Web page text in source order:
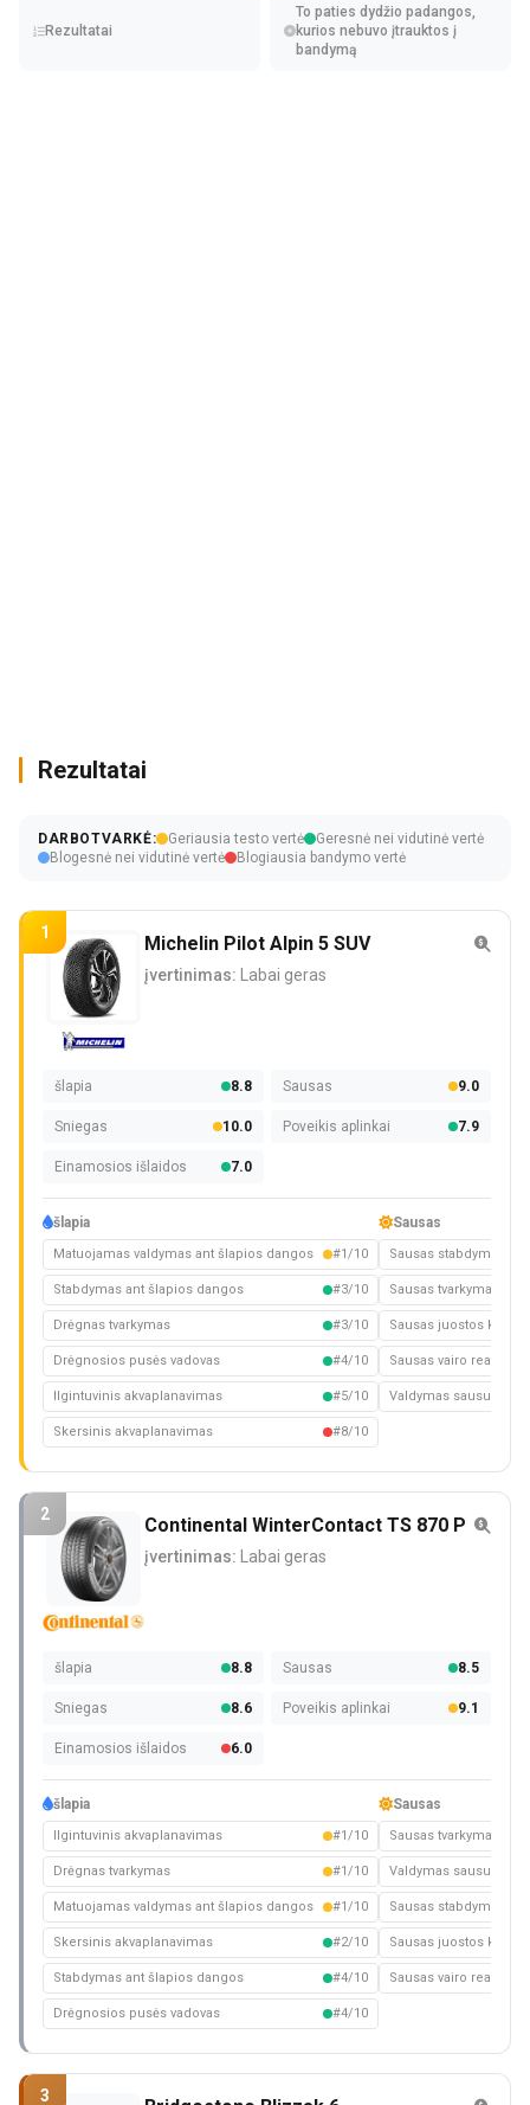
"Bridgestone Blizzak 6" padangos, kurias aptarėme
šios savaitės pradžioje. Teste pateiktos visos
pagrindinės premium klasės visureigių padangos, taip
Rezultatai
To paties dydžio padangos,
kurios nebuvo įtrauktos į
bandymą
Rezultatai
DARBOTVARKĖ: Geriausia testo vertė
Geresnė nei vidutinė vertė
Blogesnė nei vidutinė vertė
Blogiausia bandymo vertė
1 Michelin Pilot Alpin 5 SUV
įvertinimas: Labai geras
šlapia 8.8 Sausas 9.0
Sniegas 10.0 Poveikis aplinkai 7.9
Einamosios išlaidos 7.0
šlapia
Matuojamas valdymas ant šlapios dangos #1/10
Stabdymas ant šlapios dangos #3/10
Drėgnas tvarkymas #3/10
Drėgnosios pusės vadovas #4/10
Ilgintuvinis akvaplanavimas #5/10
Skersinis akvaplanavimas #8/10
Sausas
Sausas stabdymas
Sausas tvarkymas
Sausas juostos
Sausas vairo reakcija
Valdymas sausuoju
2 Continental WinterContact TS 870 P
įvertinimas: Labai geras
šlapia 8.8 Sausas 8.5
Sniegas 8.6 Poveikis aplinkai 9.1
Einamosios išlaidos 6.0
šlapia
Ilgintuvinis akvaplanavimas #1/10
Drėgnas tvarkymas #1/10
Matuojamas valdymas ant šlapios dangos #1/10
Skersinis akvaplanavimas #2/10
Stabdymas ant šlapios dangos #4/10
Drėgnosios pusės vadovas #4/10
Sausas
Sausas tvarkymas
Valdymas sausuoju
Sausas stabdymas
Sausas juostos
Sausas vairo reakcija
3